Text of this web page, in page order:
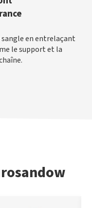
en entrelaçant
le support et la